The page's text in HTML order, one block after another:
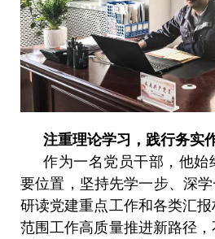
注重理论学习，践行务实
作为一名党员干部，他始
要位置，坚持先学一步、深
研读党建重点工作和各类汇
范围工作高质量推进新路径